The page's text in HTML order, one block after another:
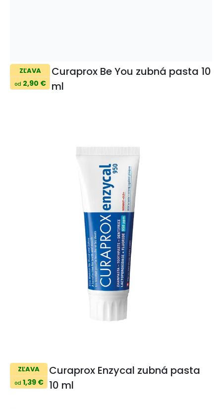
ZĽAVA
od 2,90 €
Curaprox Be You zubná pasta 10
ml
ZĽAVA
od 1,39 €
Curaprox Enzycal zubná pasta
10 ml